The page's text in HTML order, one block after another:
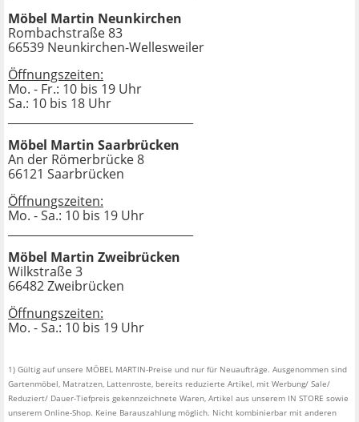
Möbel Martin Neunkirchen
Rombachstraße 83
66539 Neunkirchen-Wellesweiler
Öffnungszeiten:
Mo. - Fr.: 10 bis 19 Uhr
Sa.: 10 bis 18 Uhr
Möbel Martin Saarbrücken
An der Römerbrücke 8
66121 Saarbrücken
Öffnungszeiten:
Mo. - Sa.: 10 bis 19 Uhr
Möbel Martin Zweibrücken
Wilkstraße 3
66482 Zweibrücken
Öffnungszeiten:
Mo. - Sa.: 10 bis 19 Uhr
1) Gültig auf unsere MÖBEL MARTIN-Preise und nur für Neuaufträge. Ausgenommen sind
Gartenmöbel, Matratzen, Lattenroste, bereits reduzierte Artikel, mit Werbung/ Sale/
Reduziert/ Dauer-Tiefpreis gekennzeichnete Waren, Artikel aus unserem IN STORE sowie
unserem Online-Shop. Keine Barauszahlung möglich. Nicht kombinierbar mit anderen